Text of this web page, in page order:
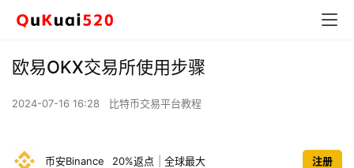
欧易OKX交易所使用步骤
2024-07-16 16:28 比特币交易平台教程
币安Binance 20%返点 全球最大 注册